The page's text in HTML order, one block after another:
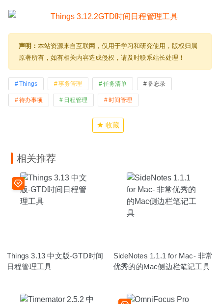
声明： 本站资源来自互联网，仅用于学习和研究使用，版权归属
原著所有，如有相关内容造成侵权，请及时联系站长处理！
Things 事务管理 任务清单 备忘录
待办事项 日程管理 时间管理
收藏
相关推荐
Things 3.13 中文版-GTD时间
日程管理工具
SideNotes 1.1.1 for Mac- 非常
优秀的的Mac侧边栏笔记工具